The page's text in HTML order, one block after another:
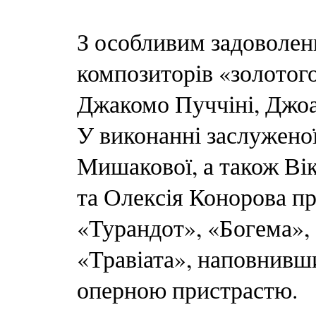
З особливим
композиторів
Джакомо Пуччіні,
У виконанні
Мишакової, а також
та Олексія Конорова
«Турандот»,
«Травіата»,
оперною пристрастю.